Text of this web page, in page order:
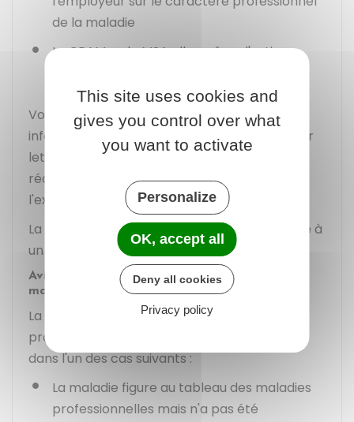
de la maladie
La CPAM ou la MSA elle-même l'estime
Votre organisme de sécurité sociale vous
informe (et votre employeur également), par
lettre recommandée avec accusé de
réception, de cette démarche avant
l'expiration du délai d'instruction.
La CPAM ou la MSA peut aussi vous soumettre à
un examen médical par un
médecin-conseil
Avis du comité régional de reconnaissance des
maladies professionnelles (CRRMP)
La reconnaissance de la maladie
professionnelle est soumise à l'avis du CRRMP
dans l'un des cas suivants :
La maladie figure au tableau des maladies
professionnelles mais n'a pas été
This site uses cookies and
gives you control over what
you want to activate
Personalize
OK, accept all
Deny all cookies
Privacy policy